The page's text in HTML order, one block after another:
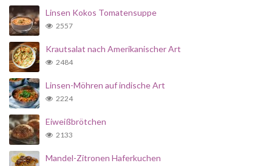
Linsen Kokos Tomatensuppe
2557
Krautsalat nach Amerikanischer Art
2484
Linsen-Möhren auf indische Art
2224
Eiweißbrötchen
2133
Mandel-Zitronen Haferkuchen